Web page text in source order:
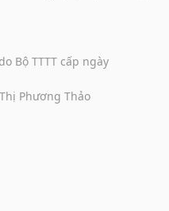
Bộ TTTT cấp ngày
Phương Thảo